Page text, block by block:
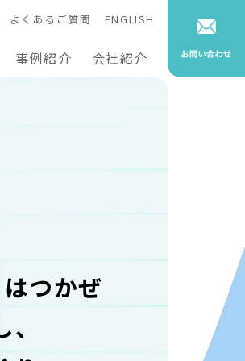
事例紹介 会社紹介
よくあるご質問 ENGLISH
つかぜ